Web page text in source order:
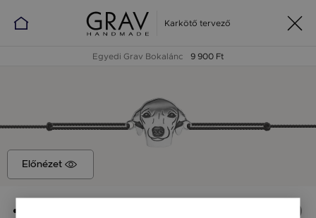
Karkötő tervező
Egyedi Grav Bokalánc 9 900 Ft
Előnézet